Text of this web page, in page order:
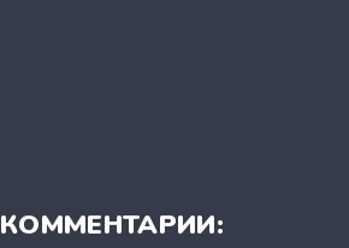
КОММЕНТАРИИ: